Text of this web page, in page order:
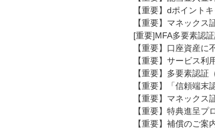
【重要】dポイント
【重要】マネック
[重要]MFA多要素認
【重要】口座資産
【重要】サービス
【重要】多要素認
【重要】「信頼端
【重要】マネック
【重要】特典進呈
【重要】補償のご案